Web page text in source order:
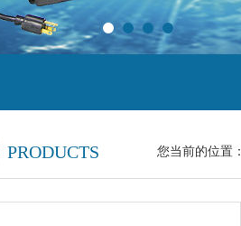
PRODUCTS 您当前的位置：